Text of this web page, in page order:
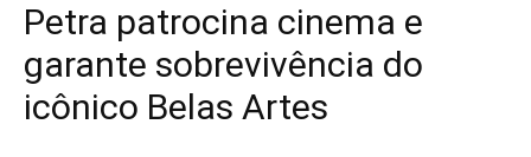
Petra patrocina cinema e
garante sobrevivência do
icônico Belas Artes